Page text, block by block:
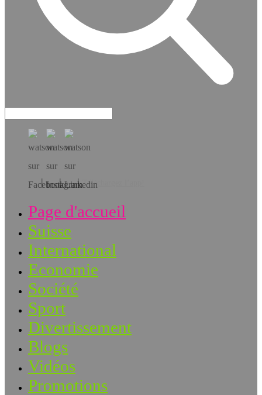
Téléchargez l’app!
Page d'accueil
Suisse
International
Economie
Société
Sport
Divertissement
Blogs
Vidéos
Promotions